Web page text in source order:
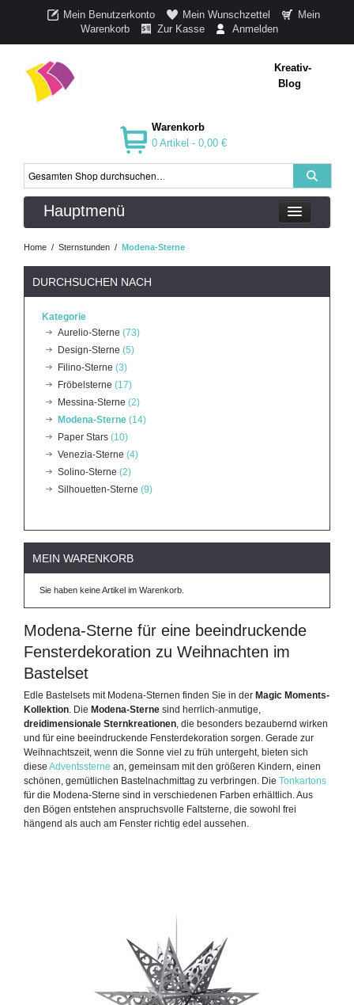
Mein Benutzerkonto Mein Wunschzettel
Mein
Warenkorb
Zur Kasse Anmelden
Kreativ-
Blog
Warenkorb
0 Artikel - 0,00 €
Hauptmenü
Home / Sternstunden / Modena-Sterne
DURCHSUCHEN NACH
Kategorie
Aurelio-Sterne (73)
Design-Sterne (5)
Filino-Sterne (3)
Fröbelsterne (17)
Messina-Sterne (2)
Modena-Sterne (14)
Paper Stars (10)
Venezia-Sterne (4)
Solino-Sterne (2)
Silhouetten-Sterne (9)
MEIN WARENKORB
Sie haben keine Artikel im Warenkorb.
Modena-Sterne für eine beeindruckende
Fensterdekoration zu Weihnachten im
Bastelset
Edle Bastelsets mit Modena-Sternen finden Sie in der Magic Moments-
Kollektion. Die Modena-Sterne sind herrlich-anmutige,
dreidimensionale Sternkreationen, die besonders bezaubernd wirken
und für eine beeindruckende Fensterdekoration sorgen. Gerade zur
Weihnachtszeit, wenn die Sonne viel zu früh untergeht, bieten sich
diese Adventssterne an, gemeinsam mit den größeren Kindern, einen
schönen, gemütlichen Bastelnachmittag zu verbringen. Die Tonkartons
für die Modena-Sterne sind in verschiedenen Farben erhältlich. Aus
den Bögen entstehen anspruchsvolle Faltsterne, die sowohl frei
hängend als auch am Fenster richtig edel aussehen.